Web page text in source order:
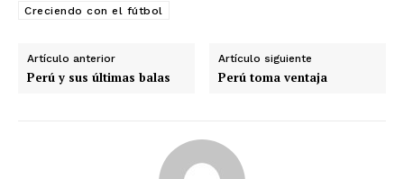
Creciendo con el fútbol
Artículo anterior
Perú y sus últimas balas
Artículo siguiente
Perú toma ventaja